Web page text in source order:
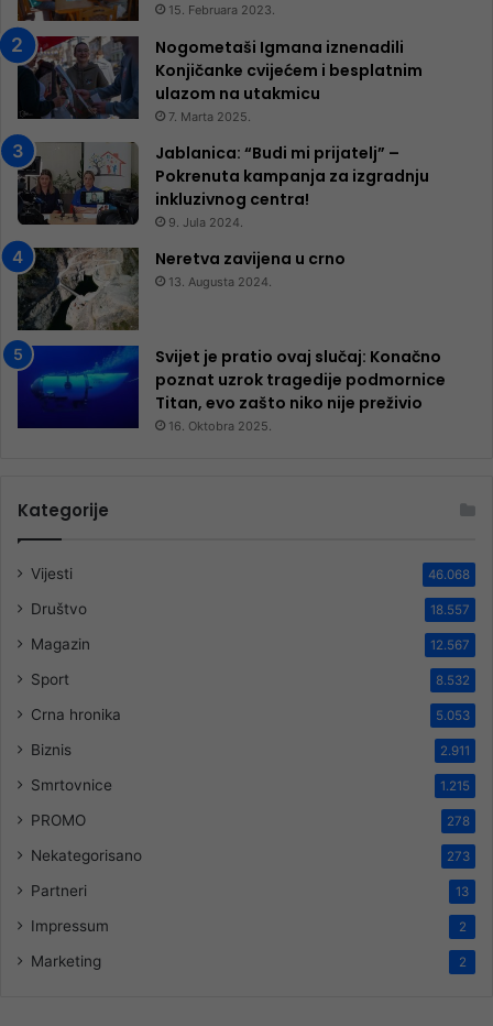
15. Februara 2023.
Nogometaši Igmana iznenadili
Konjičanke cvijećem i besplatnim
ulazom na utakmicu
7. Marta 2025.
Jablanica: “Budi mi prijatelj” –
Pokrenuta kampanja za izgradnju
inkluzivnog centra!
9. Jula 2024.
Neretva zavijena u crno
13. Augusta 2024.
Svijet je pratio ovaj slučaj: Konačno
poznat uzrok tragedije podmornice
Titan, evo zašto niko nije preživio
16. Oktobra 2025.
Kategorije
Vijesti 46.068
Društvo 18.557
Magazin 12.567
Sport 8.532
Crna hronika 5.053
Biznis 2.911
Smrtovnice 1.215
PROMO 278
Nekategorisano 273
Partneri 13
Impressum 2
Marketing 2